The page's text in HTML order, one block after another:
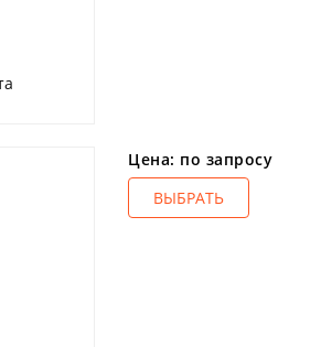
Цена: по запросу
ВЫБРАТЬ